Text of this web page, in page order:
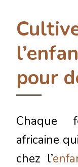
pour
Chaque
africaine
chez l’